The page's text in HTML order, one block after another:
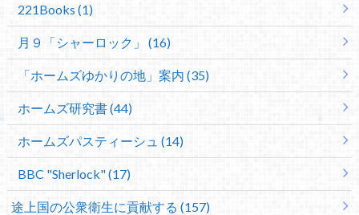
221Books (1)
月９「シャーロック」 (16)
「ホームズゆかりの地」案内 (35)
ホームズ研究書 (44)
ホームズパスティーシュ (14)
BBC "Sherlock" (17)
途上国の公衆衛生に貢献する (157)